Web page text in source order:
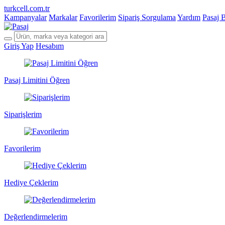
turkcell.com.tr
Kampanyalar Markalar Favorilerim Sipariş Sorgulama Yardım Pasaj
Giriş Yap Hesabım
Pasaj Limitini Öğren
Siparişlerim
Favorilerim
Hediye Çeklerim
Değerlendirmelerim